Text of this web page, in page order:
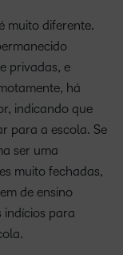
muito diferente.
privadas, e
há
indicando que
para a escola. Se
ser uma
muito fechadas,
de ensino
indícios para